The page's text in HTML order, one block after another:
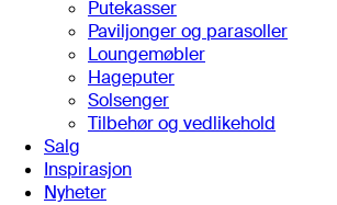
Putekasser
Paviljonger og parasoller
Loungemøbler
Hageputer
Solsenger
Tilbehør og vedlikehold
Salg
Inspirasjon
Nyheter